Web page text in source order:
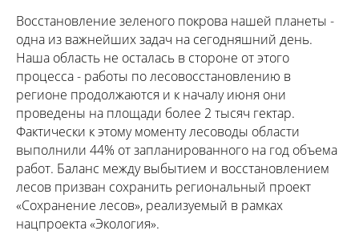
Восстановление зеленого покрова нашей планеты -
одна из важнейших задач на сегодняшний день.
Наша область не осталась в стороне от этого
процесса - работы по лесовосстановлению в
регионе продолжаются и к началу июня они
проведены на площади более 2 тысяч гектар.
Фактически к этому моменту лесоводы области
выполнили 44% от запланированного на год объема
работ. Баланс между выбытием и восстановлением
лесов призван сохранить региональный проект
«Сохранение лесов», реализуемый в рамках
нацпроекта «Экология».